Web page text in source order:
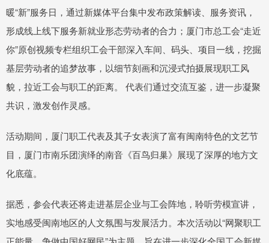
暖“新”服务日，通过新媒体平台集中发布政策解读、服务资讯，
形成线上线下服务新就业形态劳动者的合力；厦门市总工会“走近
你”原创视频专栏组织工会干部深入车间、码头、项目一线，挖掘
基层劳动者的追梦故事，以细节刻画和沉浸式拍摄展现职工风
貌，拉近工会与职工的距离。 代表们通过交流互鉴，进一步凝聚
共识，激发创作灵感。
活动期间，厦门职工代表及其子女表演了富有闽南特色的文艺节
目，厦门市南乐团演绎的南音《百鸟归巢》展现了深厚的地方文
化底蕴。
据悉，参会代表还将走进基层企业与工会阵地，聆听劳模宣讲，
实地感受闽南地区的人文氛围与发展活力。本次活动以“网聚职工